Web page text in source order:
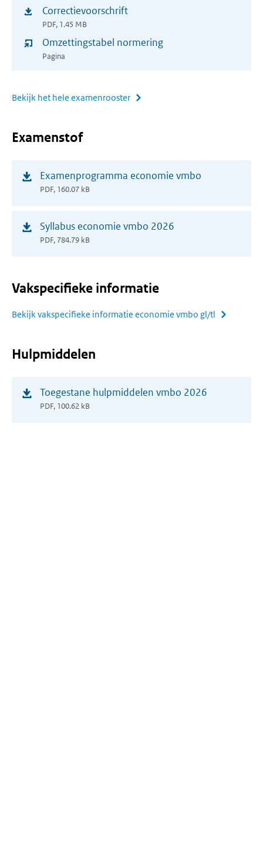
nieuw
venster)
Correctievoorschrift
PDF, 1.45 MB
(opent
nieuw
venster)
Omzettingstabel normering
Pagina
Bekijk het hele examenrooster
Examenstof
Examenprogramma economie vmbo
PDF, 160.07 kB
Syllabus economie vmbo 2026
PDF, 784.79 kB
Vakspecifieke informatie
Bekijk vakspecifieke informatie economie vmbo gl/tl
Hulpmiddelen
Toegestane hulpmiddelen vmbo 2026
PDF, 100.62 kB